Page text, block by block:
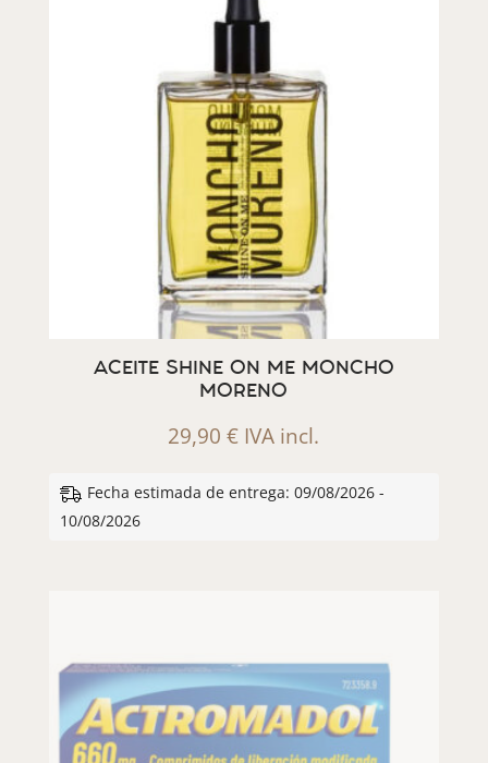
ACEITE SHINE ON ME MONCHO
MORENO
29,90€ IVA incl.
Fecha estimada de entrega: 09/08/2026 -
10/08/2026